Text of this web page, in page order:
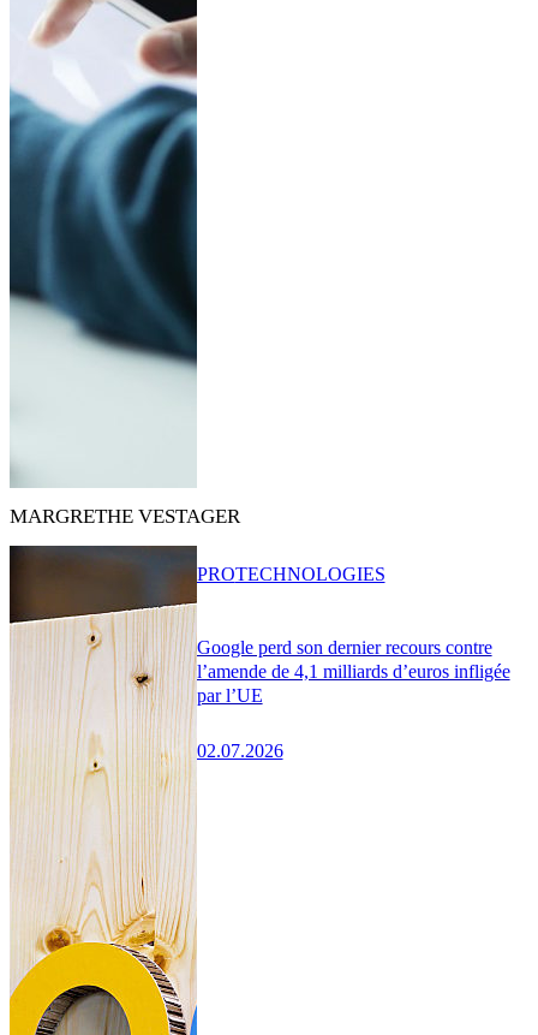
MARGRETHE VESTAGER
Google perd son dernier recours contre
l’amende de 4,1 milliards d’euros infligée
par l’UE
02.07.2026
PROTECHNOLOGIES